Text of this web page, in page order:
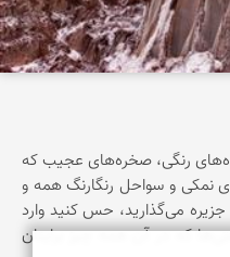
رنگی، صخره‌های عجیب که
نمکی و سواحل رنگارنگ همه و
می‌گذارید، حس کنید وارد
که در آن همه چیز برایتان